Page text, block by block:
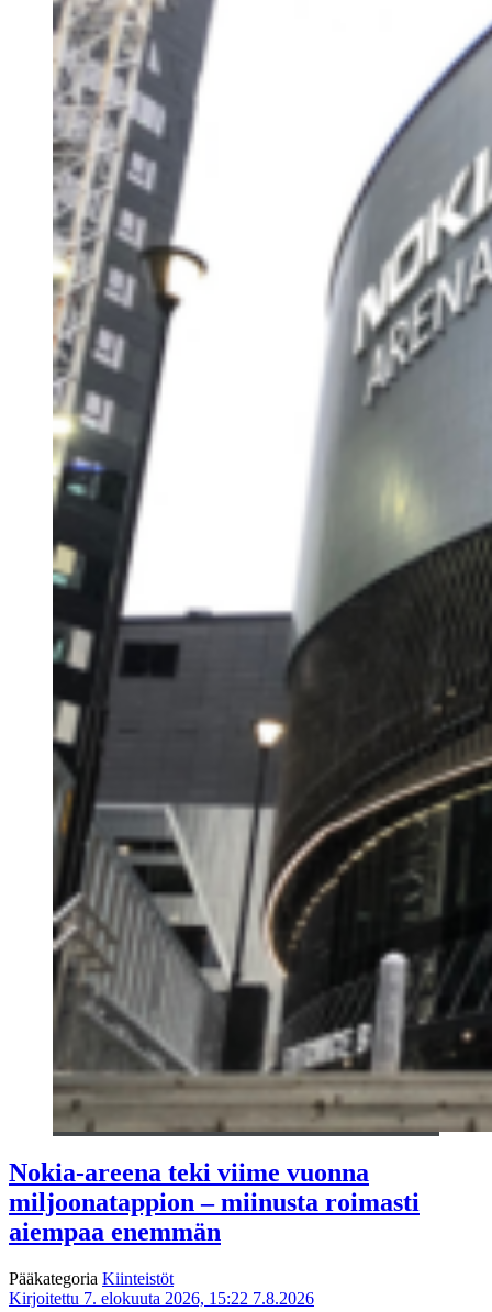
Nokia-areena teki viime vuonna
miljoonatappion – miinusta roimasti
aiempaa enemmän
Pääkategoria Kiinteistöt
Kirjoitettu 7. elokuuta 2026, 15:22 7.8.2026